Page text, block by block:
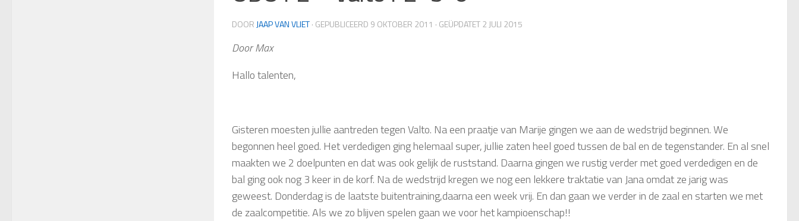
DOOR JAAP VAN VLIET· GEPUBLICEERD 9 OKTOBER 2011 · GEÜPDATET2 JULI 2015
Door Max
Hallo talenten,
Gisteren moesten jullie aantreden tegen Valto. Na een praatje van Marije gingen we aan de wedstrijd beginnen. We
begonnen heel goed. Het verdedigen ging helemaal super, jullie zaten heel goed tussen de bal en de tegenstander. En al snel
maakten we 2 doelpunten en dat was ook gelijk de ruststand. Daarna gingen we rustig verder met goed verdedigen en de
bal ging ook nog 3 keer in de korf. Na de wedstrijd kregen we nog een lekkere traktatie van Jana omdat ze jarig was
geweest. Donderdag is de laatste buitentraining,daarna een week vrij. En dan gaan we verder in de zaal en starten we met
de zaalcompetitie. Als we zo blijven spelen gaan we voor het kampioenschap!!